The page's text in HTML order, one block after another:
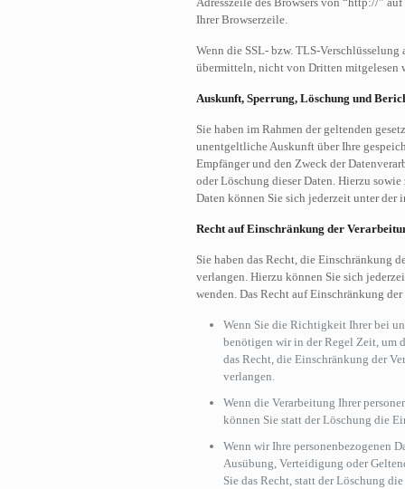
Ihrer Browserzeile.
Wenn die SSL- bzw. TLS-
übermitteln, nicht von Dritten mitgelesen
Auskunft, Sperrung, Löschung und
Sie haben im Rahmen der geltenden
unentgeltliche Auskunft über Ihre
Empfänger und den Zweck der
oder Löschung dieser Daten. Hierzu
Daten können Sie sich jederzeit unter der
Recht auf Einschränkung der
Sie haben das Recht, die Einschränkung
verlangen. Hierzu können Sie sich
wenden. Das Recht auf Einschränkung
Wenn Sie die Richtigkeit Ihrer bei
benötigen wir in der Regel Zeit, um
das Recht, die Einschränkung der
verlangen.
Wenn die Verarbeitung Ihrer
können Sie statt der Löschung die
Wenn wir Ihre personenbezogenen
Ausübung, Verteidigung oder
Sie das Recht, statt der Löschung